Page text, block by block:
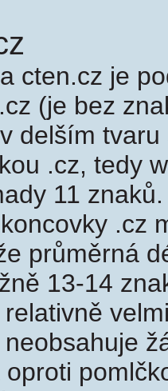
cten.cz je
(je bez
delším
.cz, tedy
11
.cz
průměrná
13-14
oproti